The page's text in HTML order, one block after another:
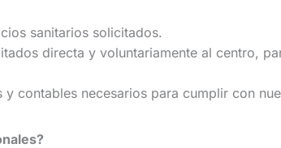
sanitarios solicitados.
directa y voluntariamente al centro,
contables necesarios para cumplir con